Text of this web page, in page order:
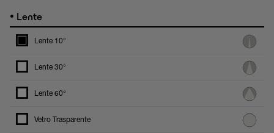
• Lente
Lente 10°
Lente 30°
Lente 60°
Vetro Trasparente